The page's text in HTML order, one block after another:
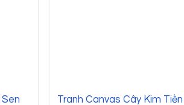
Tranh Canvas Cây Kim Tiền